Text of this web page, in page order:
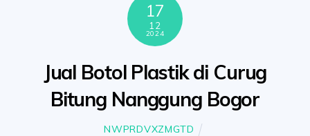
17
12
2024
Jual Botol Plastik di Curug
Bitung Nanggung Bogor
NWPRDVXZMGTD